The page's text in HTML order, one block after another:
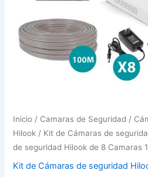
Inicio / Camaras de Seguridad /
Hilook / Kit de Cámaras de
de seguridad Hilook de 8 Camaras
Kit de Cámaras de seguridad